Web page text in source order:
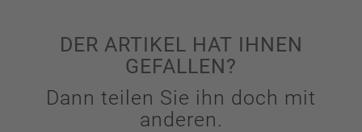
DER ARTIKEL HAT IHNEN
GEFALLEN?
Dann teilen Sie ihn doch mit
anderen.